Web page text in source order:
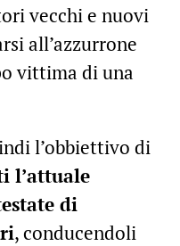
vecchi e nuovi
all’azzurrone
vittima di una
l’obbiettivo di
l’attuale
di
, conducendoli